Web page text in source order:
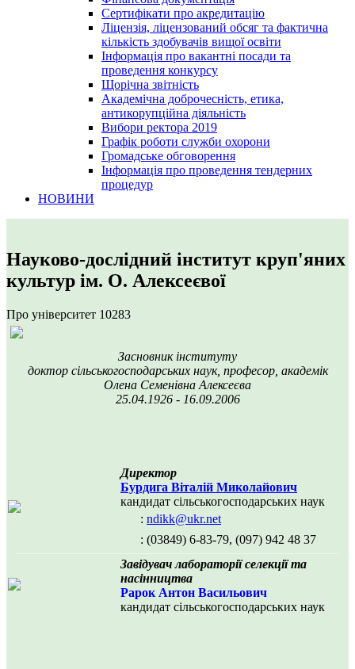
Сертифікати про акредитацію
Ліцензія, ліцензований обсяг та фактична
кількість здобувачів вищої освіти
Інформація про вакантні посади та
проведення конкурсу
Щорічна звітність
Академічна доброчесність, етика,
антикорупційна діяльність
Вибори ректора 2019
Графік роботи служби охорони
Громадське обговорення
Інформація про проведення тендерних
процедур
НОВИНИ
Науково-дослідний інститут круп'яних
культур ім. О. Алексеєвої
Про університет 10283
Засновник інституту
доктор сільськогосподарських наук, професор, академік
Олена Семенівна Алексеєва
25.04.1926 - 16.09.2006
Директор
Бурдига Віталій Миколайович
кандидат сільськогосподарських наук
: ndikk@ukr.net
: (03849) 6-83-79, (097) 942 48 37
Завідувач лабораторії селекції та
насінництва
Рарок Антон Васильович
кандидат сільськогосподарських наук